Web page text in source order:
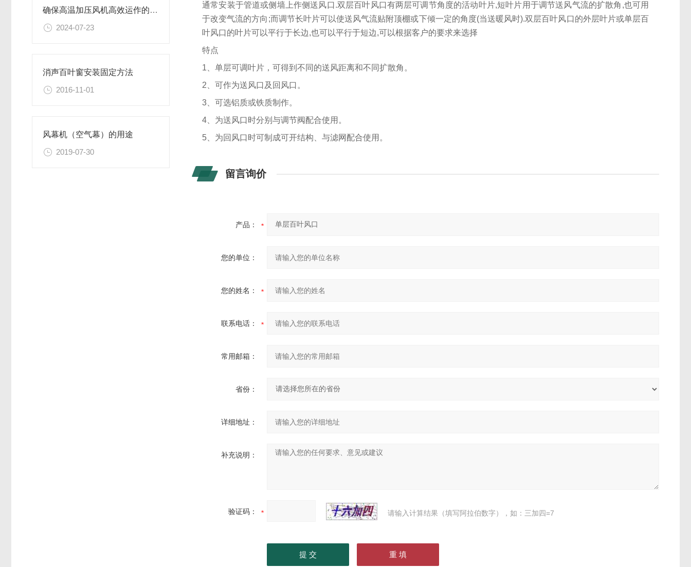
确保高温加压风机高效运作的关键步骤
2024-07-23
消声百叶窗安装固定方法
2016-11-01
风幕机（空气幕）的用途
2019-07-30
通常安装于管道或侧墙上作侧送风口.双层百叶风口有两层可调节角度的活动叶片,短叶片用于调节送风气流的扩散角,也可用
于改变气流的方向;而调节长叶片可以使送风气流贴附顶棚或下倾一定的角度(当送暖风时).双层百叶风口的外层叶片或单层百
叶风口的叶片可以平行于长边,也可以平行于短边,可以根据客户的要求来选择
特点
1、单层可调叶片，可得到不同的送风距离和不同扩散角。
2、可作为送风口及回风口。
3、可选铝质或铁质制作。
4、为送风口时分别与调节阀配合使用。
5、为回风口时可制成可开结构、与滤网配合使用。
留言询价
产品：
您的单位：
您的姓名：
联系电话：
常用邮箱：
省份：
详细地址：
补充说明：
验证码： 请输入计算结果（填写阿拉伯数字），如：三加四=7